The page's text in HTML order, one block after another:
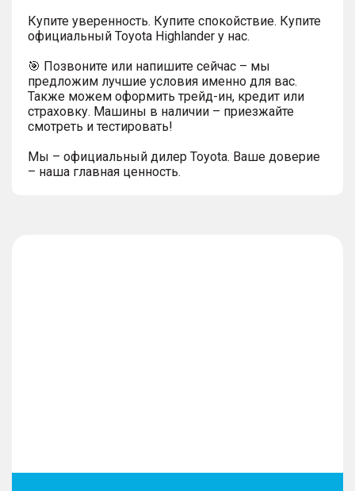
Купите уверенность. Купите спокойствие. Купите
официальный Toyota Highlander у нас.
🎯 Позвоните или напишите сейчас – мы
предложим лучшие условия именно для вас.
Также можем оформить трейд-ин, кредит или
страховку. Машины в наличии – приезжайте
смотреть и тестировать!
Мы – официальный дилер Toyota. Ваше доверие
– наша главная ценность.